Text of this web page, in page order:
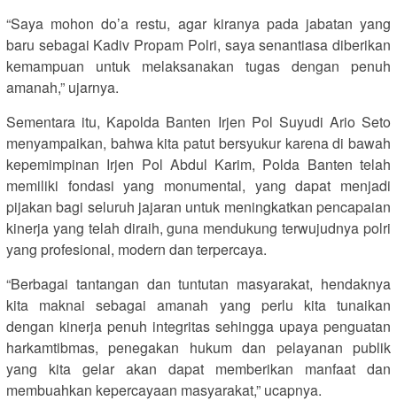
“Saya mohon do’a restu, agar kiranya pada jabatan yang
baru sebagai Kadiv Propam Polri, saya senantiasa diberikan
kemampuan untuk melaksanakan tugas dengan penuh
amanah,” ujarnya.
Sementara itu, Kapolda Banten Irjen Pol Suyudi Ario Seto
menyampaikan, bahwa kita patut bersyukur karena di bawah
kepemimpinan Irjen Pol Abdul Karim, Polda Banten telah
memiliki fondasi yang monumental, yang dapat menjadi
pijakan bagi seluruh jajaran untuk meningkatkan pencapaian
kinerja yang telah diraih, guna mendukung terwujudnya polri
yang profesional, modern dan terpercaya.
“Berbagai tantangan dan tuntutan masyarakat, hendaknya
kita maknai sebagai amanah yang perlu kita tunaikan
dengan kinerja penuh integritas sehingga upaya penguatan
harkamtibmas, penegakan hukum dan pelayanan publik
yang kita gelar akan dapat memberikan manfaat dan
membuahkan kepercayaan masyarakat,” ucapnya.